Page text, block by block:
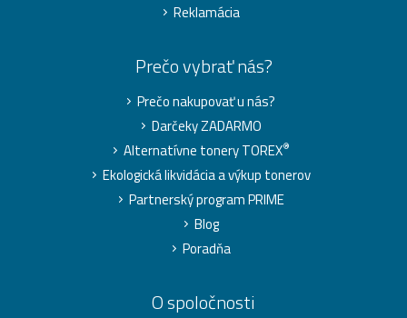
Reklamácia
Prečo vybrať nás?
Prečo nakupovať u nás?
Darčeky ZADARMO
Alternatívne tonery TOREX®
Ekologická likvidácia a výkup tonerov
Partnerský program PRIME
Blog
Poradňa
O spoločnosti